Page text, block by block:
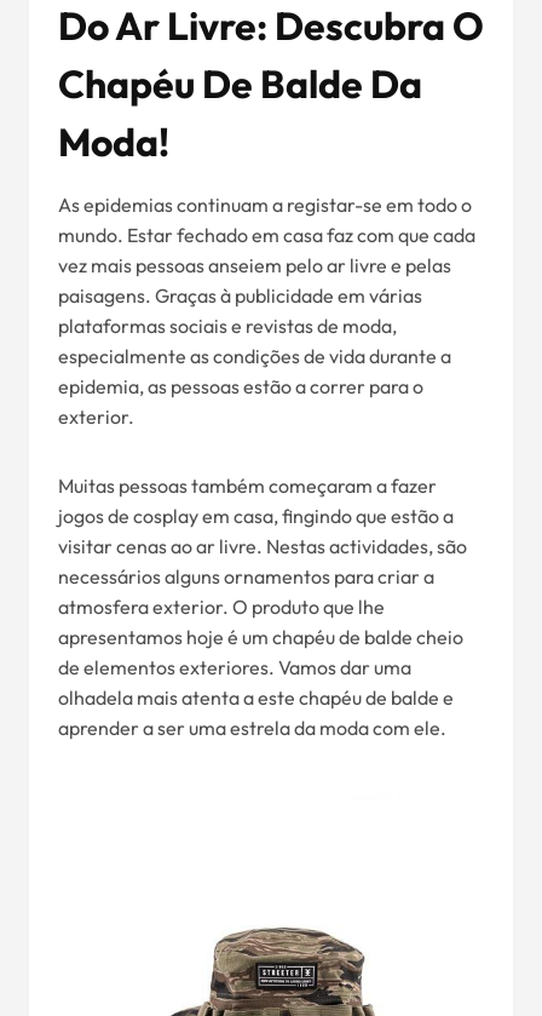
Do Ar Livre: Descubra O
Chapéu De Balde Da
Moda!
As epidemias continuam a registar-se em todo o
mundo. Estar fechado em casa faz com que cada
vez mais pessoas anseiem pelo ar livre e pelas
paisagens. Graças à publicidade em várias
plataformas sociais e revistas de moda,
especialmente as condições de vida durante a
epidemia, as pessoas estão a correr para o
exterior.
Muitas pessoas também começaram a fazer
jogos de cosplay em casa, fingindo que estão a
visitar cenas ao ar livre. Nestas actividades, são
necessários alguns ornamentos para criar a
atmosfera exterior. O produto que lhe
apresentamos hoje é um chapéu de balde cheio
de elementos exteriores. Vamos dar uma
olhadela mais atenta a este chapéu de balde e
aprender a ser uma estrela da moda com ele.